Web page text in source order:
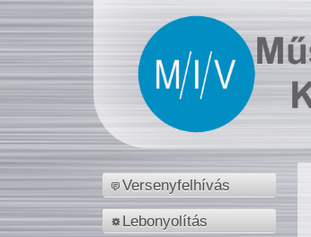
Versenyfelhívás
Lebonyolítás